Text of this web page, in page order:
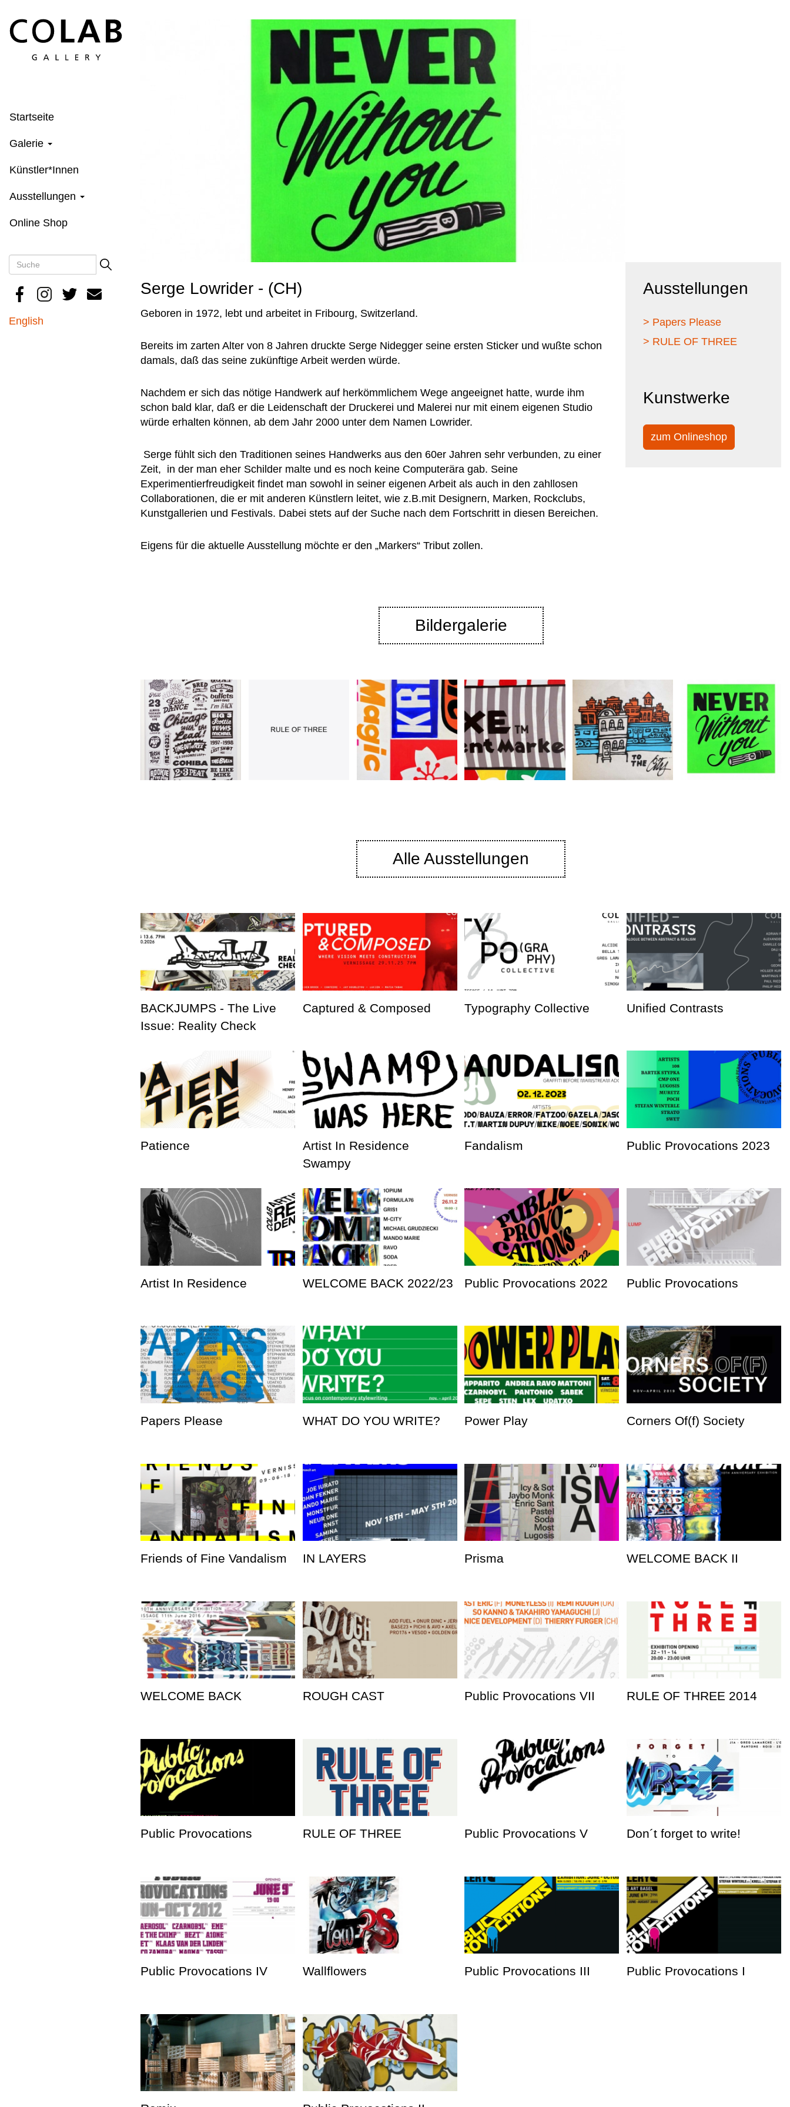
zum
Inhalt
Startseite
Galerie
Künstler*Innen
Ausstellungen
Online Shop
Search
Suche
English
Serge Lowrider - (CH)
Geboren in 1972, lebt und arbeitet in Fribourg, Switzerland.
Bereits im zarten Alter von 8 Jahren druckte Serge Nidegger seine ersten Sticker und wußte schon
damals, daß das seine zukünftige Arbeit werden würde.
Nachdem er sich das nötige Handwerk auf herkömmlichem Wege angeeignet hatte, wurde ihm
schon bald klar, daß er die Leidenschaft der Druckerei und Malerei nur mit einem eigenen Studio
würde erhalten können, ab dem Jahr 2000 unter dem Namen Lowrider.
Serge fühlt sich den Traditionen seines Handwerks aus den 60er Jahren sehr verbunden, zu einer
Zeit, in der man eher Schilder malte und es noch keine Computerära gab. Seine
Experimentierfreudigkeit findet man sowohl in seiner eigenen Arbeit als auch in den zahllosen
Collaborationen, die er mit anderen Künstlern leitet, wie z.B.mit Designern, Marken, Rockclubs,
Kunstgallerien und Festivals. Dabei stets auf der Suche nach dem Fortschritt in diesen Bereichen.
Eigens für die aktuelle Ausstellung möchte er den „Markers“ Tribut zollen.
Ausstellungen
> Papers Please
> RULE OF THREE
Kunstwerke
zum Onlineshop
Bildergalerie
Alle Ausstellungen
BACKJUMPS - The Live
Issue: Reality Check
Captured & Composed Typography Collective Unified Contrasts
Patience
Artist In Residence
Swampy
Fandalism Public Provocations 2023
Artist In Residence WELCOME BACK 2022/23 Public Provocations 2022 Public Provocations
Papers Please WHAT DO YOU WRITE? Power Play Corners Of(f) Society
Friends of Fine Vandalism IN LAYERS Prisma WELCOME BACK II
WELCOME BACK ROUGH CAST Public Provocations VII RULE OF THREE 2014
Public Provocations RULE OF THREE Public Provocations V Don´t forget to write!
Public Provocations IV Wallflowers Public Provocations III Public Provocations I